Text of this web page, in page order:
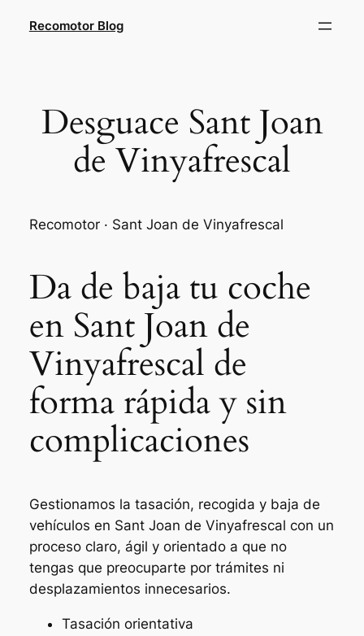
Recomotor Blog
Desguace Sant Joan
de Vinyafrescal
Recomotor · Sant Joan de Vinyafrescal
Da de baja tu coche
en Sant Joan de
Vinyafrescal de
forma rápida y sin
complicaciones
Gestionamos la tasación, recogida y baja de
vehículos en Sant Joan de Vinyafrescal con un
proceso claro, ágil y orientado a que no
tengas que preocuparte por trámites ni
desplazamientos innecesarios.
Tasación orientativa